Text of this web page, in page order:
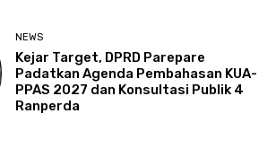
NEWS
Kejar Target, DPRD Parepare
Padatkan Agenda Pembahasan KUA-
PPAS 2027 dan Konsultasi Publik 4
Ranperda